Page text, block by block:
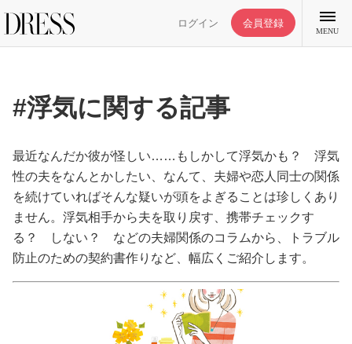
ログイン 会員登録
MENU
特集記事
DRESS部活
ライフスタイル
恋愛/結婚/離婚
#浮気に関する記事
最近なんだか彼が怪しい……もしかして浮気かも？ 浮気
性の夫をなんとかしたい、なんて、夫婦や恋人同士の関係
を続けていればそんな疑いが頭をよぎることは珍しくあり
ません。浮気相手から夫を取り戻す、携帯チェックす
る？ しない？ などの夫婦関係のコラムから、トラブル
防止のための契約書作りなど、幅広くご紹介します。